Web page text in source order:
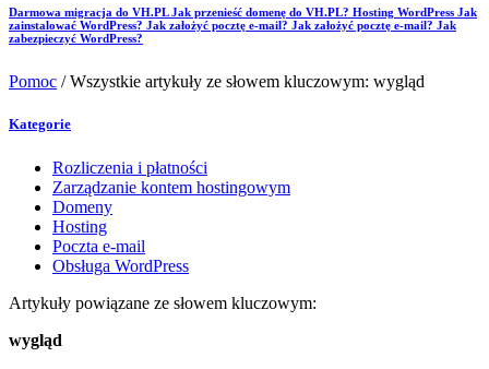
Darmowa migracja do VH.PLJak przenieść domenę do VH.PL? Hosting WordPress Jak
zainstalować WordPress? Jak założyć pocztę e-mail? Jak założyć pocztę e-mail? Jak
zabezpieczyć WordPress?
Pomoc /Wszystkie artykuły ze słowem kluczowym: wygląd
Kategorie
Rozliczenia i płatności
Zarządzanie kontem hostingowym
Domeny
Hosting
Poczta e-mail
Obsługa WordPress
Artykuły powiązane ze słowem kluczowym:
wygląd